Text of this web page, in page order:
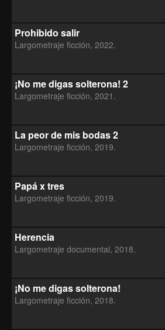
Prohibido salir
Largometraje ficción, 2022.
¡No me digas solterona! 2
Largometraje ficción, 2021.
La peor de mis bodas 2
Largometraje ficción, 2019.
Papá x tres
Largometraje ficción, 2019.
Herencia
Largometraje documental, 2018.
¡No me digas solterona!
Largometraje ficción, 2018.